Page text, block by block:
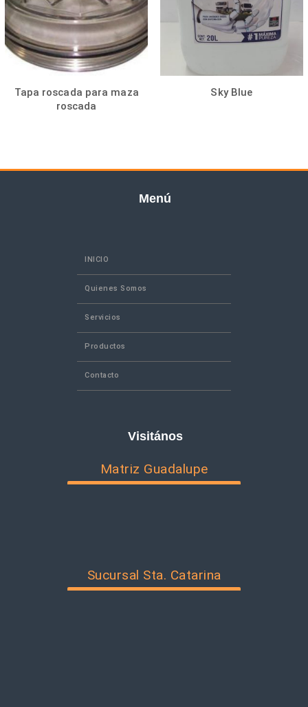
Tapa roscada para maza
roscada
Sky Blue
Menú
INICIO
Quienes Somos
Servicios
Productos
Contacto
Visitános
Matriz Guadalupe
Sucursal Sta. Catarina